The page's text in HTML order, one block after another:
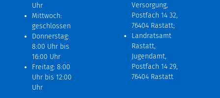
Uhr
Mittwoch:
geschlossen
Donnerstag:
8:00 Uhr bis
16:00 Uhr
Freitag: 8:00
Uhr bis 12:00
Uhr
Versorgung,
Postfach 14 32,
76404 Rastatt;
Landratsamt
Rastatt,
Jugendamt,
Postfach 14 29,
76404 Rastatt